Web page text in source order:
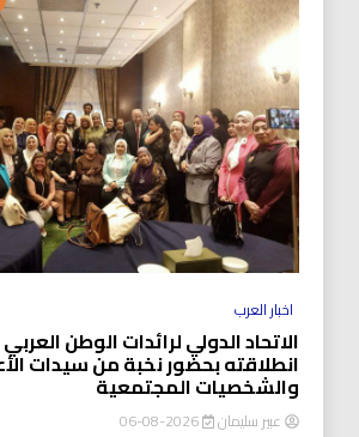
اخبار العرب
الاتحاد الدولي لرائدات الوطن
انطلاقته بحضور نخبة من سيدات
والشخصيات المجتمعية
عبير سليمان 2026-08-06